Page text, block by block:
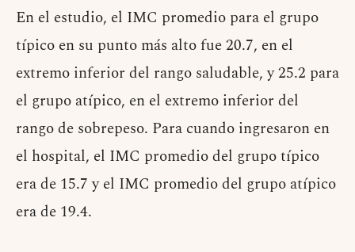
En el estudio, el IMC promedio para el grupo
típico en su punto más alto fue 20.7, en el
extremo inferior del rango saludable, y 25.2 para
el grupo atípico, en el extremo inferior del
rango de sobrepeso. Para cuando ingresaron en
el hospital, el IMC promedio del grupo típico
era de 15.7 y el IMC promedio del grupo atípico
era de 19.4.